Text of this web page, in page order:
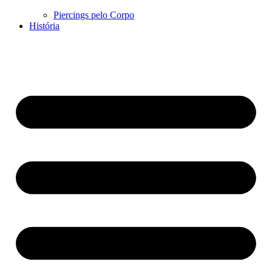
Piercings pelo Corpo
História